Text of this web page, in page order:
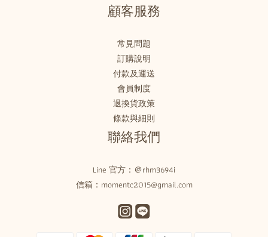
顧客服務
常見問題
訂購說明
付款及運送
會員制度
退換貨政策
條款與細則
聯絡我們
Line 官方： ＠rhm3694i
信箱：momentc2015@gmail.com